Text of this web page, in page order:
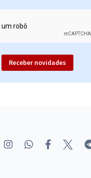
Receber novidades